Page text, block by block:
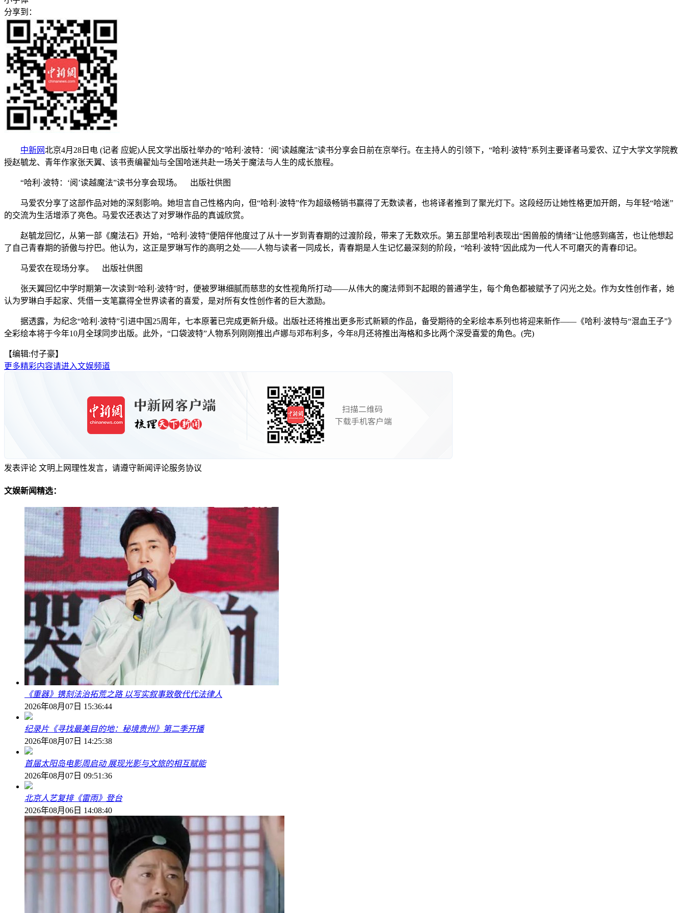
分享到：
中新网北京4月28日电 (记者 应妮)人民文学出版社举办的“哈利·波特：‘阅’读越魔法”读书分享会日前在京举行。在主持人的引领下，“哈利·波特”系列主要译者马爱农、辽宁大学文学院教
授赵毓龙、青年作家张天翼、该书责编翟灿与全国哈迷共赴一场关于魔法与人生的成长旅程。
“哈利·波特：‘阅’读越魔法”读书分享会现场。 出版社供图
马爱农分享了这部作品对她的深刻影响。她坦言自己性格内向，但“哈利·波特”作为超级畅销书赢得了无数读者，也将译者推到了聚光灯下。这段经历让她性格更加开朗，与年轻“哈迷”
的交流为生活增添了亮色。马爱农还表达了对罗琳作品的真诚欣赏。
赵毓龙回忆，从第一部《魔法石》开始，“哈利·波特”便陪伴他度过了从十一岁到青春期的过渡阶段，带来了无数欢乐。第五部里哈利表现出“困兽般的情绪”让他感到痛苦，也让他想起
了自己青春期的骄傲与拧巴。他认为，这正是罗琳写作的高明之处——人物与读者一同成长，青春期是人生记忆最深刻的阶段，“哈利·波特”因此成为一代人不可磨灭的青春印记。
马爱农在现场分享。 出版社供图
张天翼回忆中学时期第一次读到“哈利·波特”时，便被罗琳细腻而慈悲的女性视角所打动——从伟大的魔法师到不起眼的普通学生，每个角色都被赋予了闪光之处。作为女性创作者，她
认为罗琳白手起家、凭借一支笔赢得全世界读者的喜爱，是对所有女性创作者的巨大激励。
据透露，为纪念“哈利·波特”引进中国25周年，七本原著已完成更新升级。出版社还将推出更多形式新颖的作品，备受期待的全彩绘本系列也将迎来新作——《哈利·波特与“混血王子”》
全彩绘本将于今年10月全球同步出版。此外，“口袋波特”人物系列刚刚推出卢娜与邓布利多，今年8月还将推出海格和多比两个深受喜爱的角色。(完)
【编辑:付子豪】
更多精彩内容请进入文娱频道
发表评论 文明上网理性发言，请遵守新闻评论服务协议
文娱新闻精选：
《重器》镌刻法治拓荒之路 以写实叙事致敬代代法律人
2026年08月07日 15:36:44
纪录片《寻找最美目的地：秘境贵州》第二季开播
2026年08月07日 14:25:38
首届太阳岛电影周启动 展现光影与文旅的相互赋能
2026年08月07日 09:51:36
北京人艺复排《雷雨》登台
2026年08月06日 14:08:40